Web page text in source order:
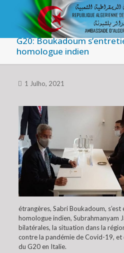
G20: Boukadoum
homologue indien
1 Julho, 2021
étrangères, Sabri Boukadoum,
homologue indien, Subrahmanyam
bilatérales, la situation dans la
contre la pandémie de Covid-19, et
du G20 en Italie.